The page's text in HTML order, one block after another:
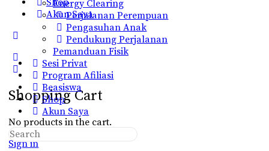
Shop
Akun Saya
More
options
Shopping Cart
No products in the cart.
Sign in
Energy Clearing
Perjalanan Perempuan
Pengasuhan Anak
Pendukung Perjalanan
Pemanduan Fisik
Sesi Privat
Program Afiliasi
Beasiswa
Shop
Akun Saya
Search
for: